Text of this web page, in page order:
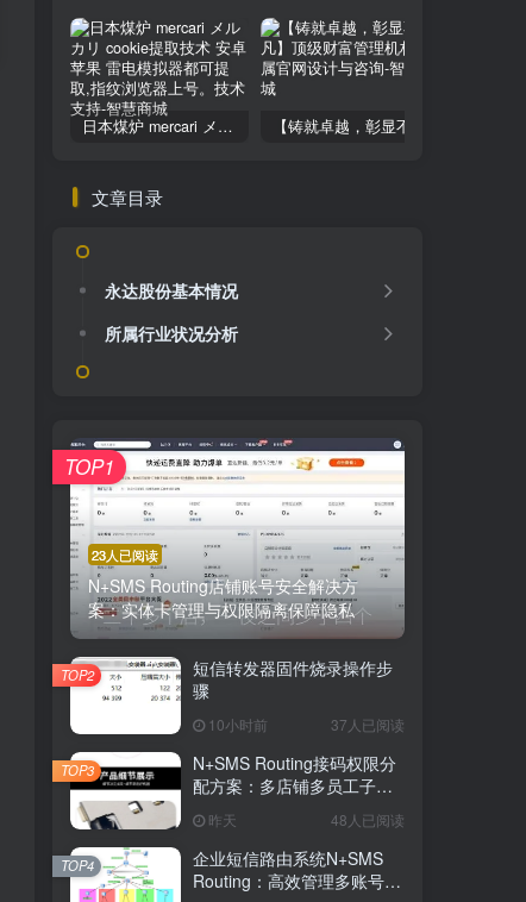
日本煤炉 mercari メルカリ cookie提取技术 安卓 苹果 雷电模拟器都可提取,指纹浏览器上号。技术支持
文章目录
永达股份基本情况
所属行业状况分析
23人已阅读
N+SMS Routing店铺账号安全解决方
案：实体卡管理与权限隔离保障隐私
TOP1
短信转发器固件烧录操作步
骤
10小时前 37人已阅读
TOP2
N+SMS Routing接码权限分
配方案：多店铺多员工子账
昨天 48人已阅读
TOP3
企业短信路由系统N+SMS
Routing：高效管理多账号验
TOP4